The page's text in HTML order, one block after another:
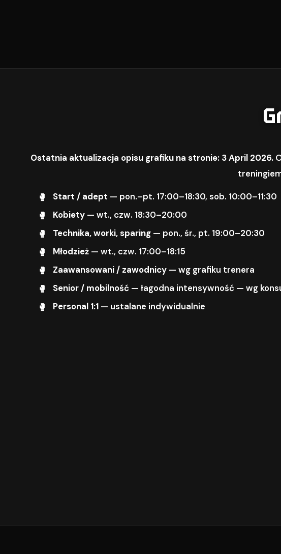
Ostatnia aktualizacja opisu grafiku na stronie: 3 April 2026.
Start / adept — pon.–pt. 17:00–18:30, sob. 10:00–11:30
Kobiety — wt., czw. 18:30–20:00
Technika, worki, sparing — pon., śr., pt. 19:00–20:30
Młodzież — wt., czw. 17:00–18:15
Zaawansowani / zawodnicy — wg grafiku trenera
Senior / mobilność — łagodna intensywność — wg
Personal 1:1 — ustalane indywidualnie